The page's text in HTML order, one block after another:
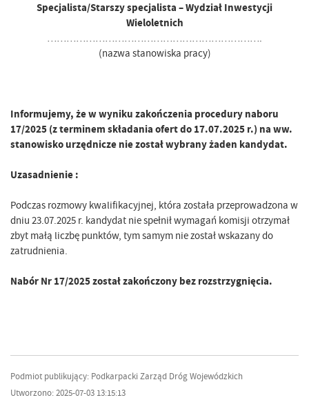
Specjalista/Starszy specjalista – Wydział Inwestycji
Wieloletnich
………………………………………………………….
(nazwa stanowiska pracy)
Informujemy, że w wyniku zakończenia procedury naboru
17/2025 (z terminem składania ofert do 17.07.2025 r.) na ww.
stanowisko urzędnicze nie został wybrany żaden kandydat.
Uzasadnienie :
Podczas rozmowy kwalifikacyjnej, która została przeprowadzona w
dniu 23.07.2025 r. kandydat nie spełnił wymagań komisji otrzymał
zbyt małą liczbę punktów, tym samym nie został wskazany do
zatrudnienia.
Nabór Nr 17/2025 został zakończony bez rozstrzygnięcia.
Podmiot publikujący: Podkarpacki Zarząd Dróg Wojewódzkich
Utworzono: 2025-07-03 13:15:13